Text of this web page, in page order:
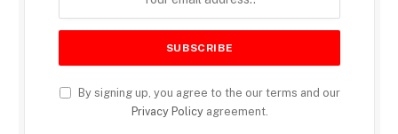
By signing up, you agree to the our terms and our
Privacy Policyagreement.